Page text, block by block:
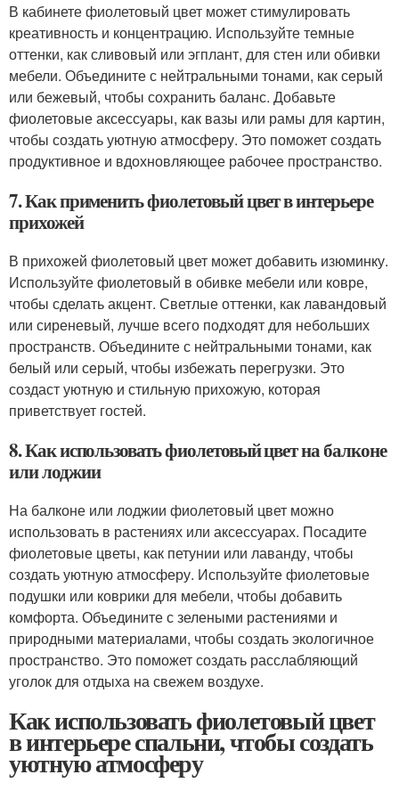
В кабинете фиолетовый цвет может стимулировать
креативность и концентрацию. Используйте темные
оттенки, как сливовый или эгплант, для стен или обивки
мебели. Объедините с нейтральными тонами, как серый
или бежевый, чтобы сохранить баланс. Добавьте
фиолетовые аксессуары, как вазы или рамы для картин,
чтобы создать уютную атмосферу. Это поможет создать
продуктивное и вдохновляющее рабочее пространство.
7. Как применить фиолетовый цвет в интерьере
прихожей
В прихожей фиолетовый цвет может добавить изюминку.
Используйте фиолетовый в обивке мебели или ковре,
чтобы сделать акцент. Светлые оттенки, как лавандовый
или сиреневый, лучше всего подходят для небольших
пространств. Объедините с нейтральными тонами, как
белый или серый, чтобы избежать перегрузки. Это
создаст уютную и стильную прихожую, которая
приветствует гостей.
8. Как использовать фиолетовый цвет на балконе
или лоджии
На балконе или лоджии фиолетовый цвет можно
использовать в растениях или аксессуарах. Посадите
фиолетовые цветы, как петунии или лаванду, чтобы
создать уютную атмосферу. Используйте фиолетовые
подушки или коврики для мебели, чтобы добавить
комфорта. Объедините с зелеными растениями и
природными материалами, чтобы создать экологичное
пространство. Это поможет создать расслабляющий
уголок для отдыха на свежем воздухе.
Как использовать фиолетовый цвет
в интерьере спальни, чтобы создать
уютную атмосферу